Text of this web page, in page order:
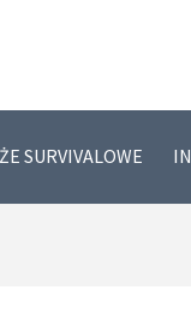
SURVIVALOWE